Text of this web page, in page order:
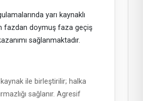
yarı kaynaklı
fazdan doymuş faza geçiş
sağlanmaktadır.
ile birleştirilir; halka
sağlanır. Agresif